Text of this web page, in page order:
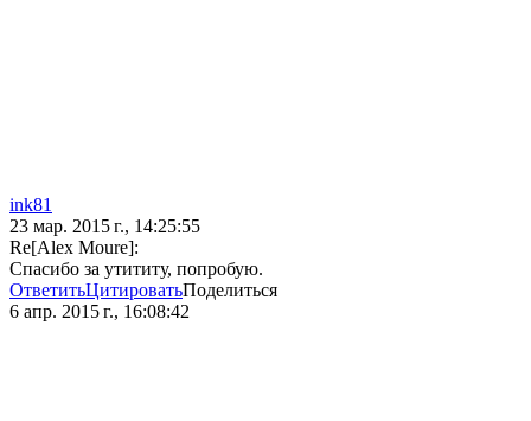
ink81
23 мар. 2015 г., 14:25:55
Re[Alex Moure]:
Спасибо за утититу, попробую.
ОтветитьЦитироватьПоделиться
6 апр. 2015 г., 16:08:42